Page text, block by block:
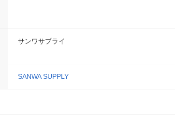
サンワサプライ
SANWA SUPPLY